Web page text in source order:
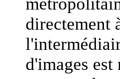
directement
d'images